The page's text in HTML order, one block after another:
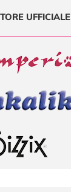
UFFICIALE